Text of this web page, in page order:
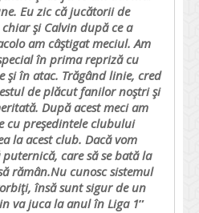
Eu zic că jucătorii de
şi Calvin după ce a
am câştigat meciul. Am
în prima repriză cu
şi în atac. Trăgând linie, cred
de plăcut fanilor noştri şi
După acest meci am
cu preşedintele clubului
la acest club. Dacă vom
care să se bată la
rămân.Nu cunosc sistemul
însă sunt sigur de un
va juca la anul în Liga 1”